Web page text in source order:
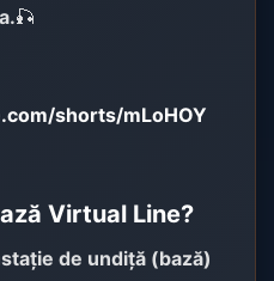
🎣
shorts/mLoHOY
Virtual Line?
stație de undiță (bază)